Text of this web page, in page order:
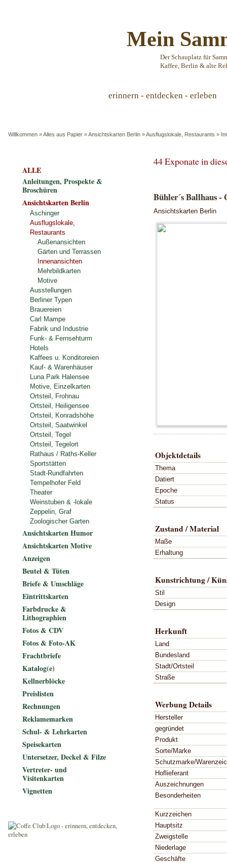
Mein
Der Schauplatz für
Kaffee, Berlin & alte
erinnern - entdecken - erleben
Willkommen »Alles aus Papier »Ansichtskarten Berlin »Ausflugslokale, Restaurants »
44 Exponate in
Bühler´s Ballhaus -
Ansichtskarten Berlin
Objektdetails
Thema
Datiert
Epoche
Status
Zustand / Material
Maße
Erhaltung
Kunstrichtung /
Stil
Design
Herkunft
Land
Bundesland
Stadt/Ortsteil
Straße
Werbung Details
Hersteller
gegründet
Produkt
Sorte/Marke
Schutzmarke/
Hoflieferant
Auszeichnungen
Besonderheiten
Kurzzeichen
Hauptsitz
Zweigstelle
Niederlage
Geschäfte
ALLE
Anleitungen, Prospekte &
Broschüren
Ansichtskarten Berlin
Aschinger
Ausflugslokale,
Restaurants
Außenansichten
Gärten und Terrassen
Innenansichten
Mehrbildkarten
Motive
Ausstellungen
Berliner Typen
Brauereien
Carl Mampe
Fabrik und Industrie
Funk- & Fernsehturm
Hotels
Kaffees u. Konditoreien
Kauf- & Warenhäuser
Luna Park Halensee
Motive, Einzelkarten
Ortsteil, Frohnau
Ortsteil, Heiligensee
Ortsteil, Konradshöhe
Ortsteil, Saatwinkel
Ortsteil, Tegel
Ortsteil, Tegelort
Rathaus / Raths-Keller
Sportstätten
Stadt-Rundfahrten
Tempelhofer Feld
Theater
Weinstuben & -lokale
Zeppelin, Graf
Zoologischer Garten
Ansichtskarten Humor
Ansichtskarten Motive
Anzeigen
Beutel & Tüten
Briefe & Umschläge
Eintrittskarten
Farbdrucke &
Lithographien
Fotos & CDV
Fotos & Foto-AK
Frachtbriefe
Katalog(e)
Kellnerblöcke
Preislisten
Rechnungen
Reklamemarken
Schul- & Lehrkarten
Speisekarten
Untersetzer, Deckel & Filze
Vertreter- und
Visitenkarten
Vignetten